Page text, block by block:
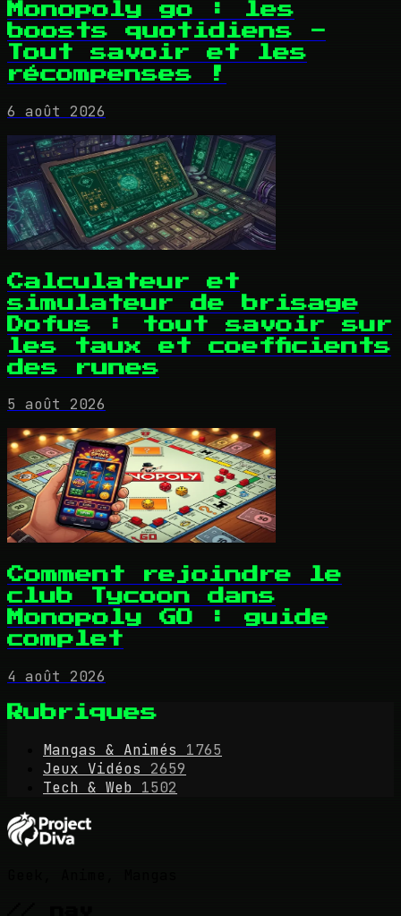
Monopoly go : les
boosts quotidiens -
Tout savoir et les
récompenses !
6 août 2026
Calculateur et
simulateur de brisage
Dofus : tout savoir sur
les taux et coefficients
des runes
5 août 2026
Comment rejoindre le
club Tycoon dans
Monopoly GO : guide
complet
4 août 2026
Rubriques
Mangas & Animés
1765
Jeux Vidéos
2659
Tech & Web 1502